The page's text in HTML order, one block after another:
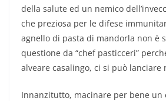
della salute ed un nemico
che preziosa per le difese
agnello di pasta di mandorla non è
questione da “chef pasticceri”
alveare casalingo, ci si può lanciare
Innanzitutto, macinare per bene un